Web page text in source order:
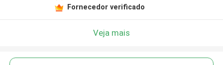
Fornecedor verificado
Veja mais